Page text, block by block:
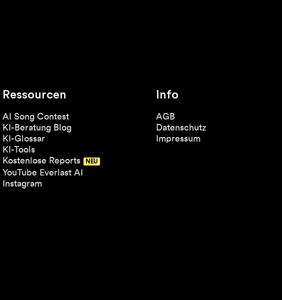
Ressourcen
AI Song Contest
KI-Beratung Blog
KI-Glossar
KI-Tools
Kostenlose Reports
YouTube Everlast AI
Instagram
Info
AGB
Datenschutz
Impressum